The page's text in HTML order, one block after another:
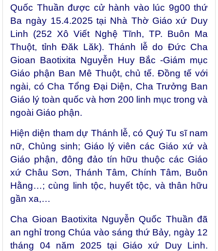
Quốc Thuần được cử hành vào lúc 9g00 thứ
Ba ngày 15.4.2025 tại Nhà Thờ Giáo xứ Duy
Linh (252 Xô Viết Nghệ Tĩnh, TP. Buôn Ma
Thuột, tỉnh Đăk Lăk). Thánh lễ do Đức Cha
Gioan Baotixita Nguyễn Huy Bắc -Giám mục
Giáo phận Ban Mê Thuột, chủ tế. Đồng tế với
ngài, có Cha Tổng Đại Diện, Cha Trưởng Ban
Giáo lý toàn quốc và hơn 200 linh mục trong và
ngoài Giáo phận.
Hiện diện tham dự Thánh lễ, có Quý Tu sĩ nam
nữ, Chủng sinh; Giáo lý viên các Giáo xứ và
Giáo phận, đông đảo tín hữu thuộc các Giáo
xứ Châu Sơn, Thánh Tâm, Chính Tâm, Buôn
Hằng…; cùng linh tộc, huyết tộc, và thân hữu
gần xa,…
Cha Gioan Baotixita Nguyễn Quốc Thuần đã
an nghỉ trong Chúa vào sáng thứ Bảy, ngày 12
tháng 04 năm 2025 tại Giáo xứ Duy Linh.